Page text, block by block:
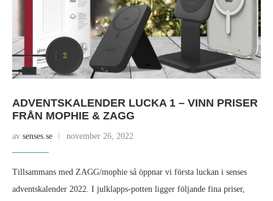
ADVENTSKALENDER LUCKA 1 – VINN PRISER
FRÅN MOPHIE & ZAGG
av senses.se november 26, 2022
Tillsammans med ZAGG/mophie så öppnar vi första luckan i senses
adventskalender 2022. I julklapps-potten ligger följande fina priser,